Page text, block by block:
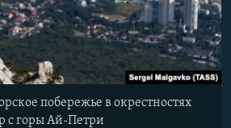
побережье в окрестностях
с горы Ай-Петри